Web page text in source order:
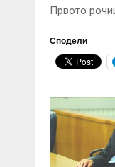
Првото
Сподели